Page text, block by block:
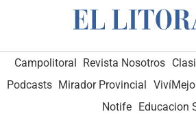
Campolitoral Revista Nosotros
Podcasts Mirador Provincial
Notife Educacion